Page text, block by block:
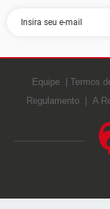
Equipe Termos
Regulamento
A